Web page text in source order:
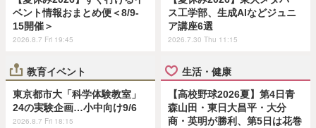
ベント情報おまとめ便＜8/9-
15開催＞
2026.8.7 Fri 19:45
ス工学部、生成AIなどジュニ
ア講座6選
2026.7.30 Thu 11:15
教育イベント
東京都市大「科学体験教室」
24の実験企画…小中向け9/6
2026.8.7 Fri 18:15
生活・健康
【高校野球2026夏】第4日青
森山田・東日大昌平・大分
商・英明が勝利、第5日は花巻